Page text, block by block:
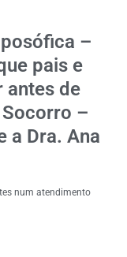
–
pais e
antes de
–
a Dra. Ana
num atendimento